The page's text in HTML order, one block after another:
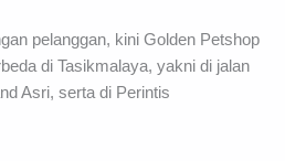
pelanggan, kini Golden Petshop
di Tasikmalaya, yakni di jalan
Asri, serta di Perintis